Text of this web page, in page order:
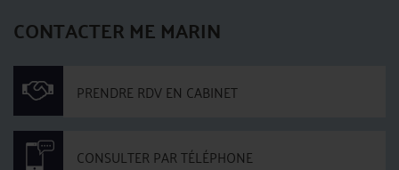
CONTACTER ME MARIN
PRENDRE RDV EN CABINET
CONSULTER PAR TÉLÉPHONE